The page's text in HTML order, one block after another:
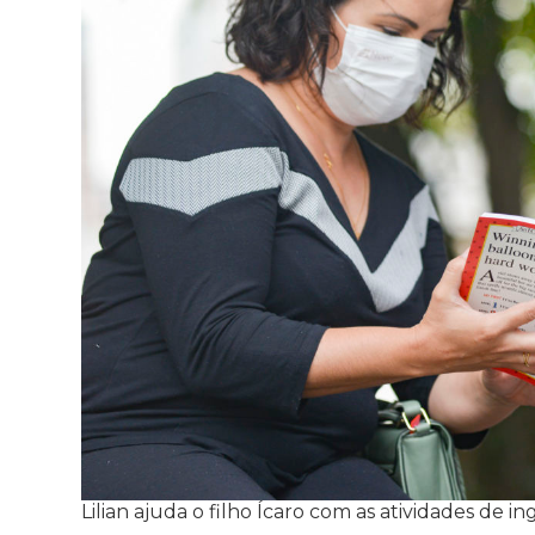
Lilian ajuda o filho Ícaro com as atividades de